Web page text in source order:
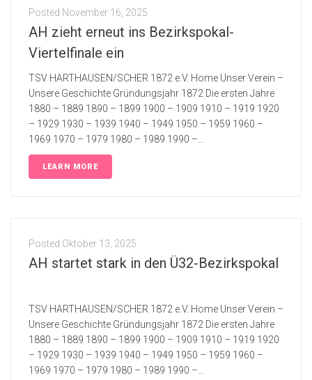
Posted November 16, 2025
AH zieht erneut ins Bezirkspokal-
Viertelfinale ein
TSV HARTHAUSEN/SCHER 1872 e.V. Home Unser Verein –
Unsere Geschichte Gründungsjahr 1872 Die ersten Jahre
1880 – 1889 1890 – 1899 1900 – 1909 1910 – 1919 1920
– 1929 1930 – 1939 1940 – 1949 1950 – 1959 1960 –
1969 1970 – 1979 1980 – 1989 1990 –...
LEARN MORE
Posted Oktober 13, 2025
AH startet stark in den Ü32-Bezirkspokal
TSV HARTHAUSEN/SCHER 1872 e.V. Home Unser Verein –
Unsere Geschichte Gründungsjahr 1872 Die ersten Jahre
1880 – 1889 1890 – 1899 1900 – 1909 1910 – 1919 1920
– 1929 1930 – 1939 1940 – 1949 1950 – 1959 1960 –
1969 1970 – 1979 1980 – 1989 1990 –...